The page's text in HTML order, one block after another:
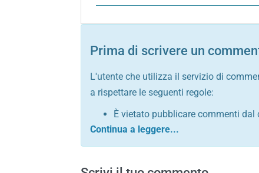
Prima di scrivere un
L'utente che utilizza il servizio di
a rispettare le seguenti regole:
È vietato pubblicare commenti
comunque contrario alle leggi
Sono vietati commenti in tono